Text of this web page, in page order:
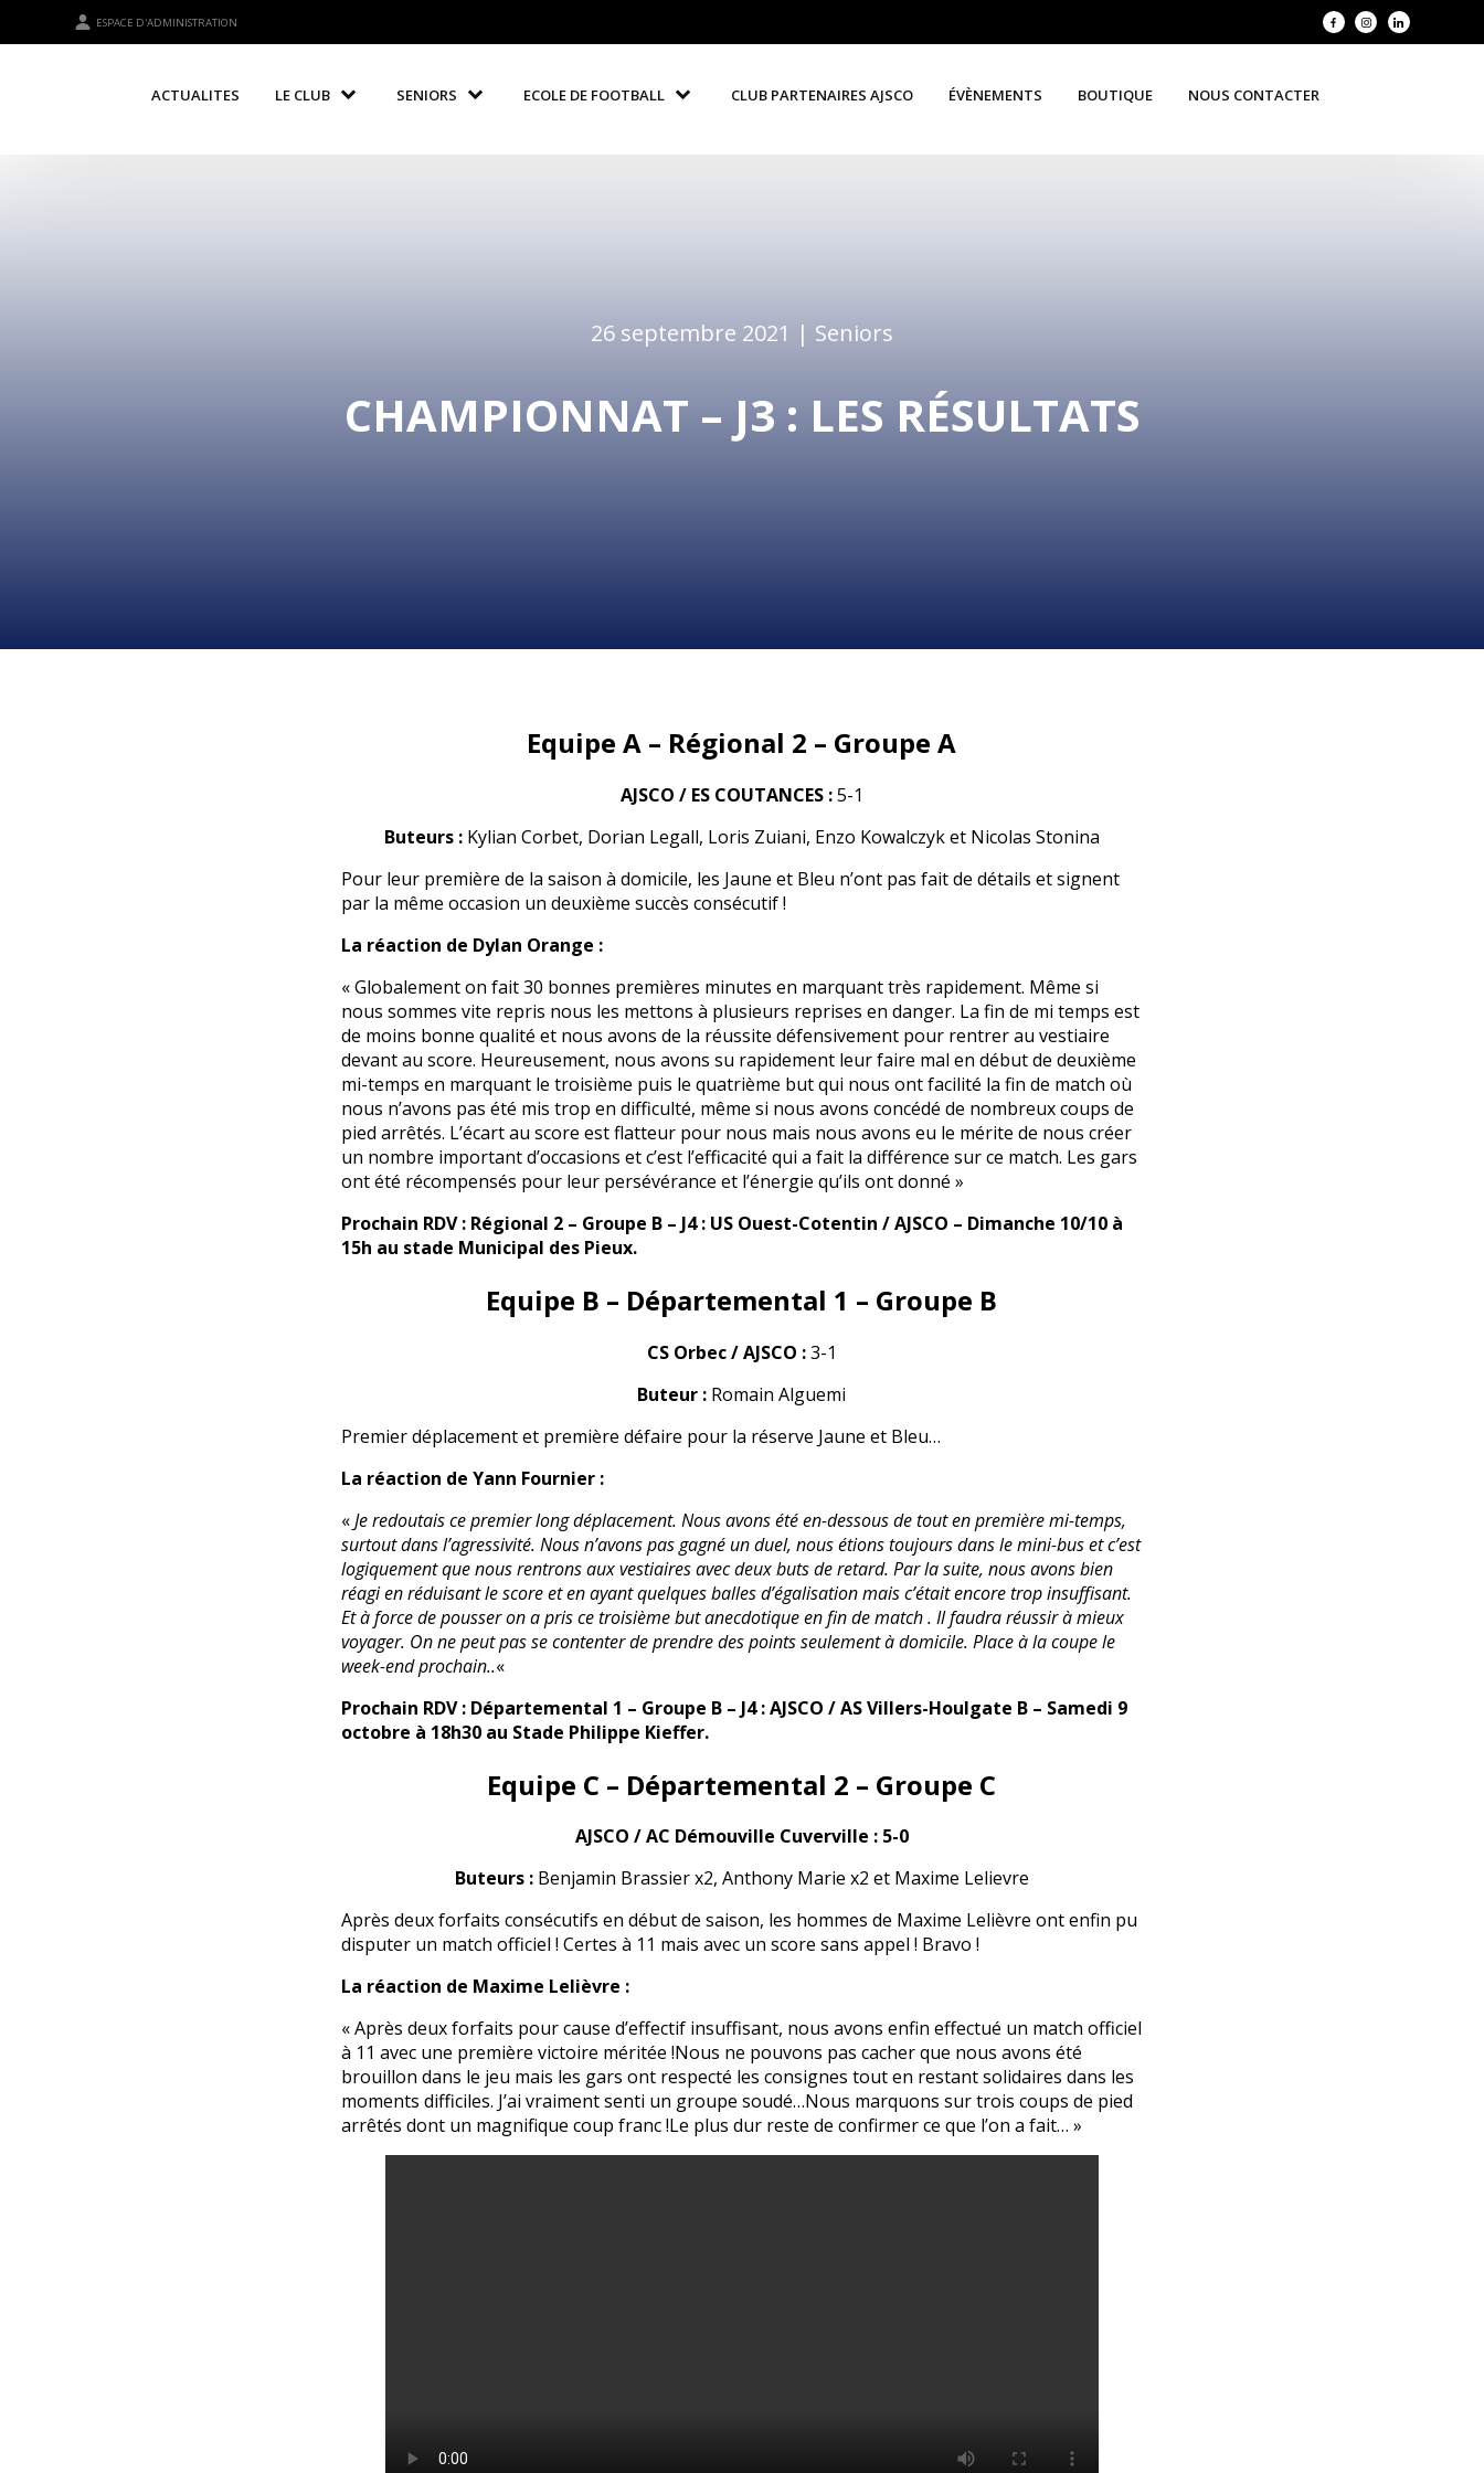
ESPACE D'ADMINISTRATION
ACTUALITES LE CLUB SENIORS ECOLE DE FOOTBALL CLUB PARTENAIRES AJSCO ÉVÈNEMENTS BOUTIQUE NOUS CONTACTER
26 septembre 2021 | Seniors
CHAMPIONNAT – J3 : LES RÉSULTATS
Equipe A – Régional 2 – Groupe A
AJSCO / ES COUTANCES :5-1
Buteurs :Kylian Corbet, Dorian Legall, Loris Zuiani, Enzo Kowalczyk et Nicolas Stonina
Pour leur première de la saison à domicile, les Jaune et Bleu n’ont pas fait de détails et signent
par la même occasion un deuxième succès consécutif !
La réaction de Dylan Orange :
« Globalement on fait 30 bonnes premières minutes en marquant très rapidement. Même si
nous sommes vite repris nous les mettons à plusieurs reprises en danger. La fin de mi temps est
de moins bonne qualité et nous avons de la réussite défensivement pour rentrer au vestiaire
devant au score. Heureusement, nous avons su rapidement leur faire mal en début de deuxième
mi-temps en marquant le troisième puis le quatrième but qui nous ont facilité la fin de match où
nous n’avons pas été mis trop en difficulté, même si nous avons concédé de nombreux coups de
pied arrêtés. L’écart au score est flatteur pour nous mais nous avons eu le mérite de nous créer
un nombre important d’occasions et c’est l’efficacité qui a fait la différence sur ce match. Les gars
ont été récompensés pour leur persévérance et l’énergie qu’ils ont donné »
Prochain RDV : Régional 2 – Groupe B – J4 : US Ouest-Cotentin / AJSCO – Dimanche 10/10 à
15h au stade Municipal des Pieux.
Equipe B – Départemental 1 – Groupe B
CS Orbec / AJSCO :3-1
Buteur : Romain Alguemi
Premier déplacement et première défaire pour la réserve Jaune et Bleu…
La réaction de Yann Fournier :
«Je redoutais ce premier long déplacement. Nous avons été en-dessous de tout en première mi-temps,
surtout dans l’agressivité. Nous n’avons pas gagné un duel, nous étions toujours dans le mini-bus et c’est
logiquement que nous rentrons aux vestiaires avec deux buts de retard. Par la suite, nous avons bien
réagi en réduisant le score et en ayant quelques balles d’égalisation mais c’était encore trop insuffisant.
Et à force de pousser on a pris ce troisième but anecdotique en fin de match . Il faudra réussir à mieux
voyager. On ne peut pas se contenter de prendre des points seulement à domicile. Place à la coupe le
week-end prochain..«
Prochain RDV : Départemental 1 – Groupe B – J4 : AJSCO / AS Villers-Houlgate B – Samedi 9
octobre à 18h30 au Stade Philippe Kieffer.
Equipe C – Départemental 2 – Groupe C
AJSCO / AC Démouville Cuverville : 5-0
Buteurs :Benjamin Brassier x2, Anthony Marie x2 et Maxime Lelievre
Après deux forfaits consécutifs en début de saison, les hommes de Maxime Lelièvre ont enfin pu
disputer un match officiel ! Certes à 11 mais avec un score sans appel ! Bravo !
La réaction de Maxime Lelièvre :
« Après deux forfaits pour cause d’effectif insuffisant, nous avons enfin effectué un match officiel
à 11 avec une première victoire méritée !Nous ne pouvons pas cacher que nous avons été
brouillon dans le jeu mais les gars ont respecté les consignes tout en restant solidaires dans les
moments difficiles. J’ai vraiment senti un groupe soudé…Nous marquons sur trois coups de pied
arrêtés dont un magnifique coup franc !Le plus dur reste de confirmer ce que l’on a fait… »